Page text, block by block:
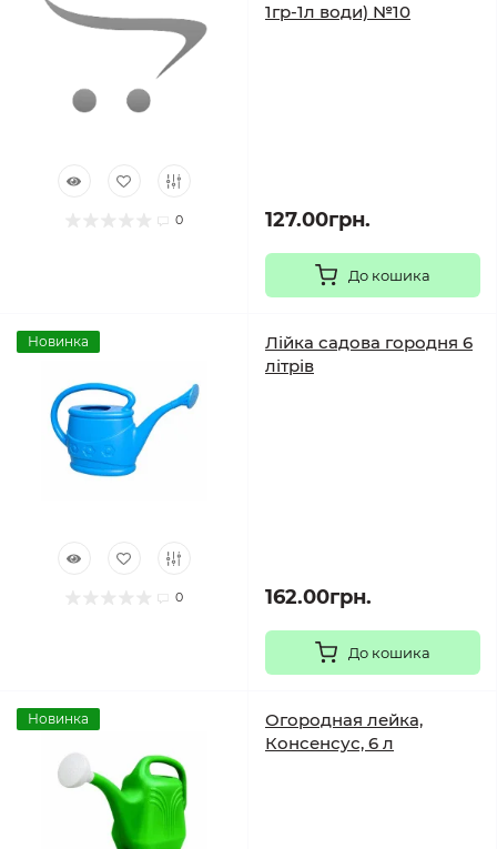
0
1гр-1л води) №10
127.00грн.
До кошика
Новинка
0
Лійка садова городня 6
літрів
162.00грн.
До кошика
Новинка
Огородная лейка,
Консенсус, 6 л